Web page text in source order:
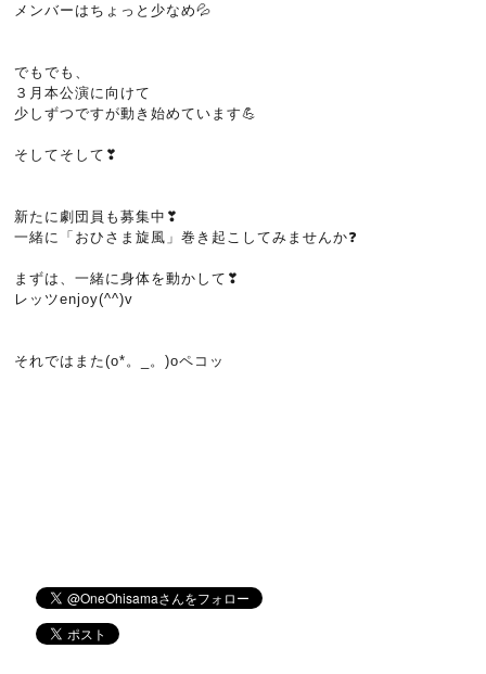
メンバーはちょっと少なめ💦
でもでも、
３月本公演に向けて
少しずつですが動き始めています💪
そしてそして❣
新たに劇団員も募集中❣
一緒に「おひさま旋風」巻き起こしてみませんか❓
まずは、一緒に身体を動かして❣
レッツenjoy(^^)v
それではまた(o*。_。)oペコッ